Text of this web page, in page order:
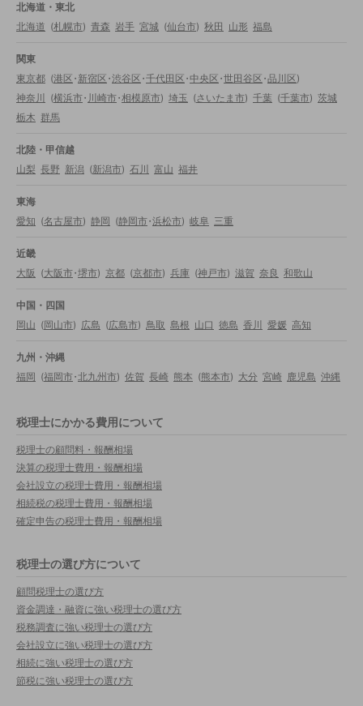
北海道・東北
北海道 (札幌市) 青森 岩手 宮城 (仙台市) 秋田 山形 福島
関東
東京都 (港区・新宿区・渋谷区・千代田区・中央区・世田谷区・品川区)
神奈川
(横浜市・川崎市・相模原市) 埼玉 (さいたま市) 千葉 (千葉市) 茨城
栃木 群馬
北陸・甲信越
山梨 長野 新潟 (新潟市) 石川 富山 福井
東海
愛知 (名古屋市) 静岡 (静岡市・浜松市) 岐阜 三重
近畿
大阪 (大阪市・堺市) 京都 (京都市) 兵庫 (神戸市) 滋賀 奈良 和歌山
中国・四国
岡山 (岡山市) 広島 (広島市) 鳥取 島根 山口 徳島 香川 愛媛 高知
九州・沖縄
福岡 (福岡市・北九州市) 佐賀 長崎 熊本 (熊本市) 大分 宮崎 鹿児島 沖縄
税理士にかかる費用について
税理士の顧問料・報酬相場
決算の税理士費用・報酬相場
会社設立の税理士費用・報酬相場
相続税の税理士費用・報酬相場
確定申告の税理士費用・報酬相場
税理士の選び方について
顧問税理士の選び方
資金調達・融資に強い税理士の選び方
税務調査に強い税理士の選び方
会社設立に強い税理士の選び方
相続に強い税理士の選び方
節税に強い税理士の選び方